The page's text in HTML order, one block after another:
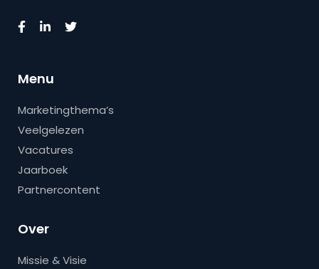
Menu
Marketingthema’s
Veelgelezen
Vacatures
Jaarboek
Partnercontent
Over
Missie & Visie